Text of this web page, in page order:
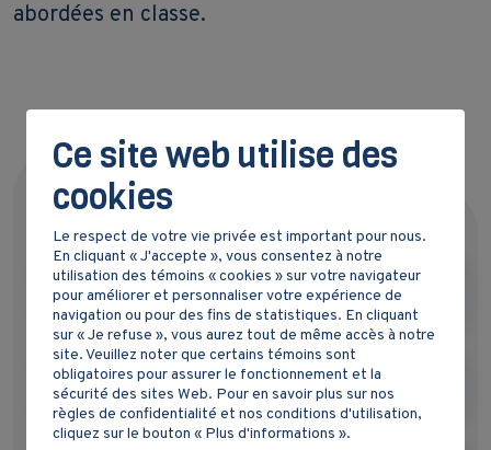
abordées en classe.
DOCUMENT(S) DE L'ÉLÈVE
Guide - Établir des faits
Billet de sortie - formulaire Microsoft
Ce site web utilise des
cookies
Le respect de votre vie privée est important pour nous.
En cliquant « J'accepte », vous consentez à notre
utilisation des témoins « cookies » sur votre navigateur
pour améliorer et personnaliser votre expérience de
navigation ou pour des fins de statistiques. En cliquant
sur « Je refuse », vous aurez tout de même accès à notre
site. Veuillez noter que certains témoins sont
obligatoires pour assurer le fonctionnement et la
sécurité des sites Web. Pour en savoir plus sur nos
règles de confidentialité et nos conditions d'utilisation,
cliquez sur le bouton « Plus d'informations ».